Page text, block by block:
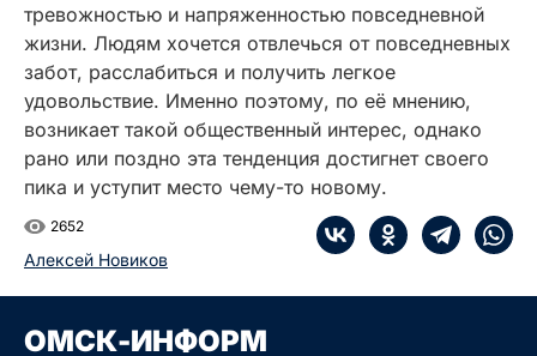
тревожностью и напряженностью повседневной
жизни. Людям хочется отвлечься от повседневных
забот, расслабиться и получить легкое
удовольствие. Именно поэтому, по её мнению,
возникает такой общественный интерес, однако
рано или поздно эта тенденция достигнет своего
пика и уступит место чему-то новому.
2652
Алексей Новиков
ОМСК-ИНФОРМ